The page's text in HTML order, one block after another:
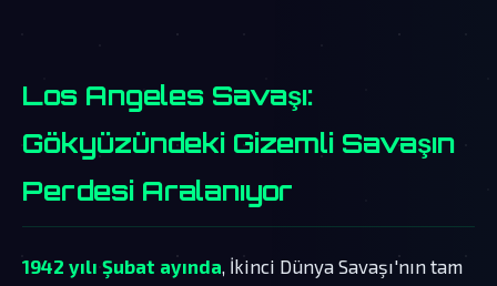
Los Angeles Savaşı:
Gökyüzündeki Gizemli Savaşın
Perdesi Aralanıyor
1942 yılı Şubat ayında , İkinci Dünya Savaşı'nın tam